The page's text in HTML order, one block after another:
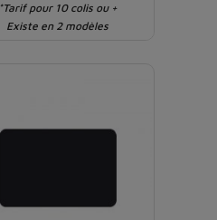
*Tarif pour 10 colis ou +
Existe en 2 modèles